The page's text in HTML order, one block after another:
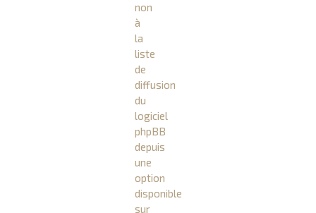
non
à
la
liste
de
diffusion
du
logiciel
phpBB
depuis
une
option
disponible
sur